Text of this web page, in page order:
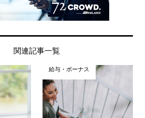
関連記事一覧
給与・ボーナス